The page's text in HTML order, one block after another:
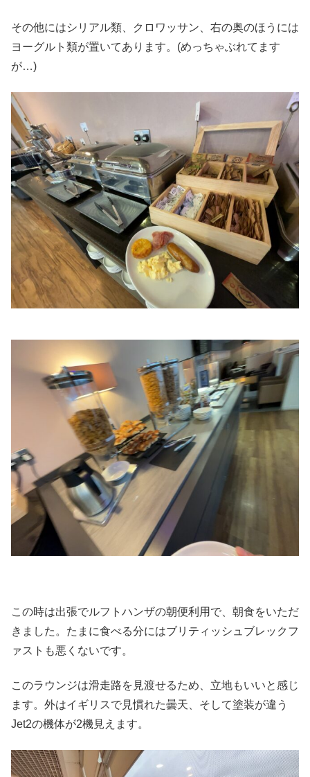
その他にはシリアル類、クロワッサン、右の奥のほうには
ヨーグルト類が置いてあります。(めっちゃぶれてます
が…)
この時は出張でルフトハンザの朝便利用で、朝食をいただ
きました。たまに食べる分にはブリティッシュブレックフ
ァストも悪くないです。
このラウンジは滑走路を見渡せるため、立地もいいと感じ
ます。外はイギリスで見慣れた曇天、そして塗装が違う
Jet2の機体が2機見えます。